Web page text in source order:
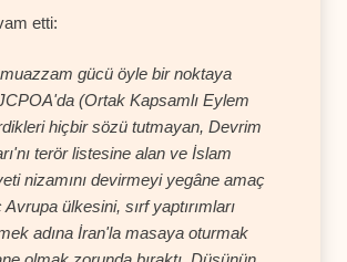
etti:
muazzam gücü öyle bir noktaya
(Ortak Kapsamlı Eylem
hiçbir sözü tutmayan, Devrim
terör listesine alan ve İslam
nizamını devirmeyi yegâne amaç
ülkesini, sırf yaptırımları
adına İran'la masaya oturmak